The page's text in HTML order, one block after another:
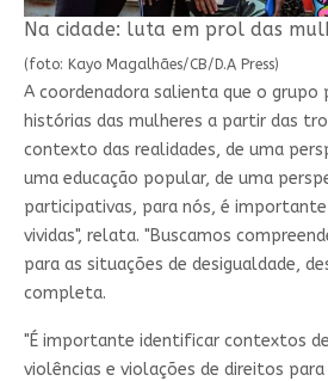
Na cidade: luta em prol das
(foto: Kayo Magalhães/CB/D.A Press)
A coordenadora salienta que o grupo
histórias das mulheres a partir das
contexto das realidades, de uma
uma educação popular, de uma
participativas, para nós, é
vividas", relata. "Buscamos
para as situações de desigualdade,
completa.
"É importante identificar contextos
violências e violações de direitos